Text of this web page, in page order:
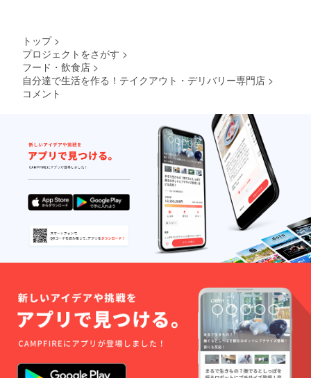
トップ >
プロジェクトをさがす >
フード・飲食店 >
自分達で生活を作る！テイクアウト・デリバリー専門店 >
コメント